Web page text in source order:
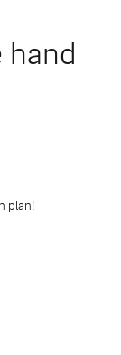
plan!